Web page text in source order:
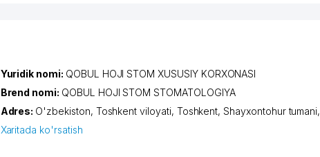
Yuridik nomi: QOBUL HOJI STOM XUSUSIY KORXONASI
Brend nomi: QOBUL HOJI STOM STOMATOLOGIYA
Adres: O'zbekiston, Toshkent viloyati, Toshkent,Shayxontohur tumani,
Xaritada ko'rsatish